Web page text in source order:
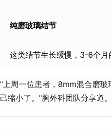
​纯磨玻璃结节​
这类结节生长缓慢，3-6个月
"上周一位患者，8mm混合磨
己缩小了。"胸外科团队分享道。